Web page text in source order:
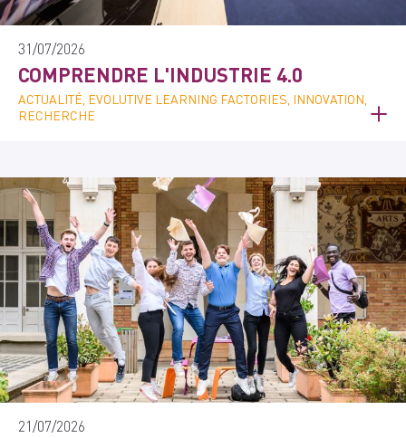
31/07/2026
COMPRENDRE L'INDUSTRIE 4.0
ACTUALITÉ, EVOLUTIVE LEARNING FACTORIES, INNOVATION,
RECHERCHE
21/07/2026